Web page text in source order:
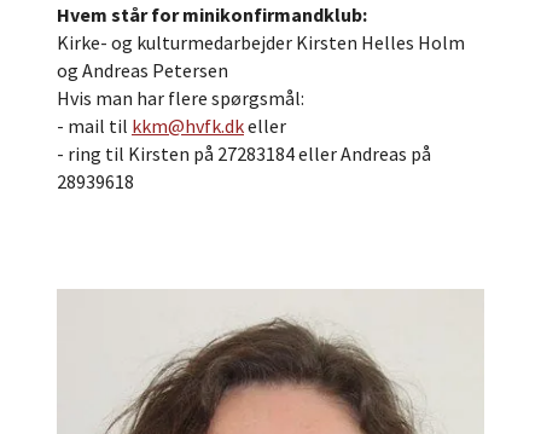
Hvem står for minikonfirmandklub:
Kirke- og kulturmedarbejder Kirsten Helles Holm
og Andreas Petersen
Hvis man har flere spørgsmål:
- mail til kkm@hvfk.dkeller
- ring til Kirsten på 27283184 eller Andreas på
28939618